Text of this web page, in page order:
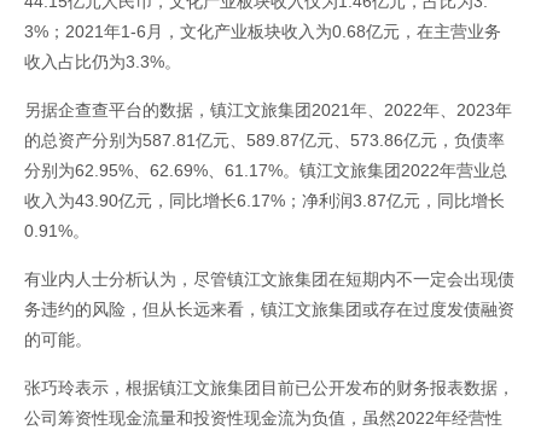
3%；2021年1-6月，文化产业板块收入为0.68亿元，在主营业务
收入占比仍为3.3%。
另据企查查平台的数据，镇江文旅集团2021年、2022年、2023年
的总资产分别为587.81亿元、589.87亿元、573.86亿元，负债率
分别为62.95%、62.69%、61.17%。镇江文旅集团2022年营业总
收入为43.90亿元，同比增长6.17%；净利润3.87亿元，同比增长
0.91%。
有业内人士分析认为，尽管镇江文旅集团在短期内不一定会出现债
务违约的风险，但从长远来看，镇江文旅集团或存在过度发债融资
的可能。
张巧玲表示，根据镇江文旅集团目前已公开发布的财务报表数据，
公司筹资性现金流量和投资性现金流为负值，虽然2022年经营性